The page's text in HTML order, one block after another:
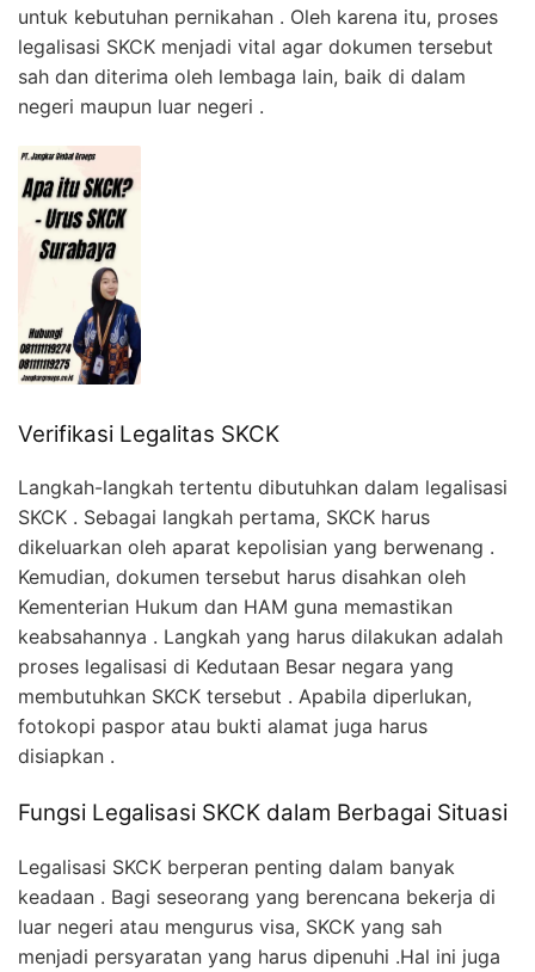
untuk kebutuhan pernikahan . Oleh karena itu, proses
legalisasi SKCK menjadi vital agar dokumen tersebut
sah dan diterima oleh lembaga lain, baik di dalam
negeri maupun luar negeri .
Verifikasi Legalitas SKCK
Langkah-langkah tertentu dibutuhkan dalam legalisasi
SKCK . Sebagai langkah pertama, SKCK harus
dikeluarkan oleh aparat kepolisian yang berwenang .
Kemudian, dokumen tersebut harus disahkan oleh
Kementerian Hukum dan HAM guna memastikan
keabsahannya . Langkah yang harus dilakukan adalah
proses legalisasi di Kedutaan Besar negara yang
membutuhkan SKCK tersebut . Apabila diperlukan,
fotokopi paspor atau bukti alamat juga harus
disiapkan .
Fungsi Legalisasi SKCK dalam Berbagai Situasi
Legalisasi SKCK berperan penting dalam banyak
keadaan . Bagi seseorang yang berencana bekerja di
luar negeri atau mengurus visa, SKCK yang sah
menjadi persyaratan yang harus dipenuhi .Hal ini juga